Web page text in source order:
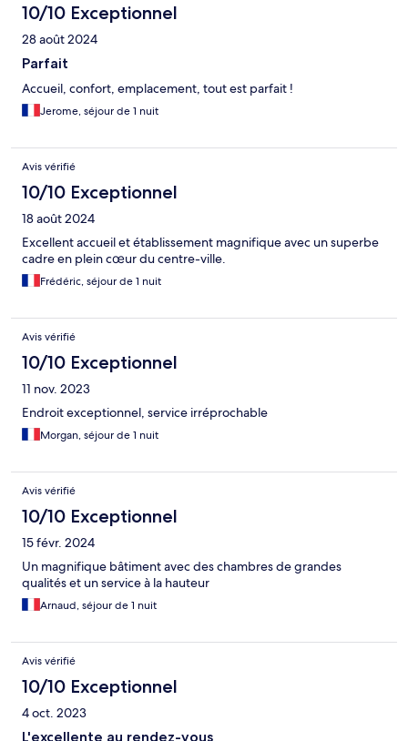
10/10 Exceptionnel
28 août 2024
Parfait
Accueil, confort, emplacement, tout est parfait !
Jerome, séjour de 1 nuit
Avis vérifié
10/10 Exceptionnel
18 août 2024
Excellent accueil et établissement magnifique avec un superbe
cadre en plein cœur du centre-ville.
Frédéric, séjour de 1 nuit
Avis vérifié
10/10 Exceptionnel
11 nov. 2023
Endroit exceptionnel, service irréprochable
Morgan, séjour de 1 nuit
Avis vérifié
10/10 Exceptionnel
15 févr. 2024
Un magnifique bâtiment avec des chambres de grandes
qualités et un service à la hauteur
Arnaud, séjour de 1 nuit
Avis vérifié
10/10 Exceptionnel
4 oct. 2023
L'excellente au rendez-vous